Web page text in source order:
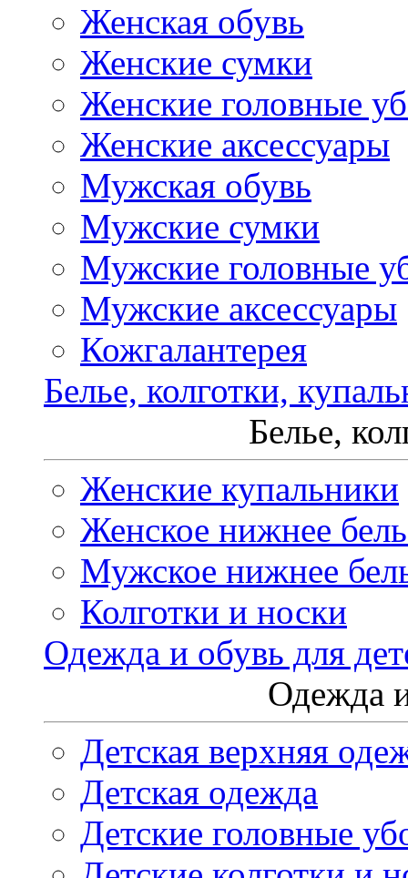
Женская обувь
Женские сумки
Женские головные
Женские аксессуары
Мужская обувь
Мужские сумки
Мужские головные
Мужские аксессуары
Кожгалантерея
Белье, колготки,
Белье,
Женские купальники
Женское нижнее
Мужское нижнее
Колготки и носки
Одежда и обувь для
Одежда
Детская верхняя
Детская одежда
Детские головные